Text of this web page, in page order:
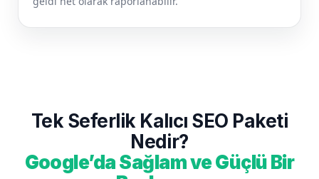
Tek Seferlik Kalıcı SEO Paketi
Nedir?
Google’da Sağlam ve Güçlü Bir